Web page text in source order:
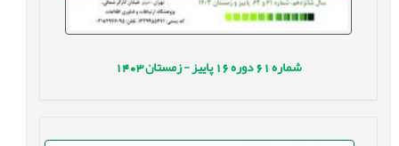
شماره61 دوره16 پاییز - زمستان1403